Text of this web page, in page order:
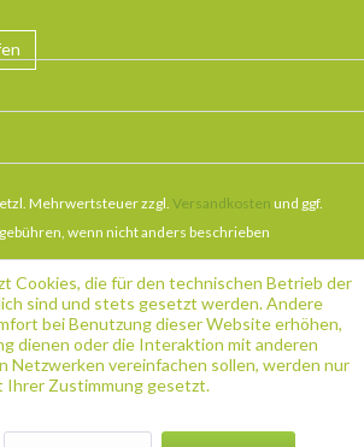
Mehrwertsteuer zzgl. Versandkosten und ggf.
wenn nicht anders beschrieben
Cookies, die für den technischen Betrieb der
sind und stets gesetzt werden. Andere
bei Benutzung dieser Website erhöhen,
dienen oder die Interaktion mit anderen
Netzwerken vereinfachen sollen, werden nur
Ihrer Zustimmung gesetzt.